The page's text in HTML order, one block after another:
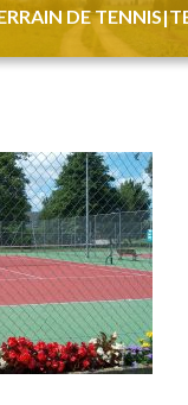
DE TENNIS|